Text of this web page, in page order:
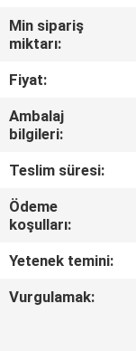
TURU
KALITE
KONTROL
BIZIMLE
ILETIŞIME
BIR
Min sipariş
miktarı:
Fiyat:
Ambalaj
bilgileri:
Teslim süresi:
Ödeme
koşulları:
Yetenek temini:
Vurgulamak: